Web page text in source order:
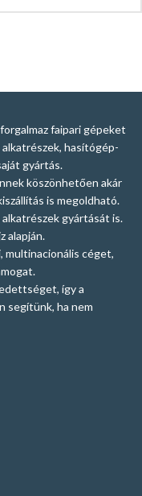
faipari gépeket
hasítógép-
gyártás.
köszönhetően akár
is megoldható.
alkatrészek gyártását is.
alapján.
multinacionális céget,
így a
segítünk, ha nem